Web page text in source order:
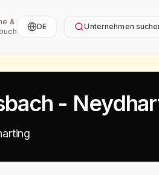
&
DE Unternehmen
-